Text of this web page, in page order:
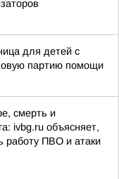
для детей с
партию помощи
смерть и
ivbg.ru объясняет,
работу ПВО и атаки